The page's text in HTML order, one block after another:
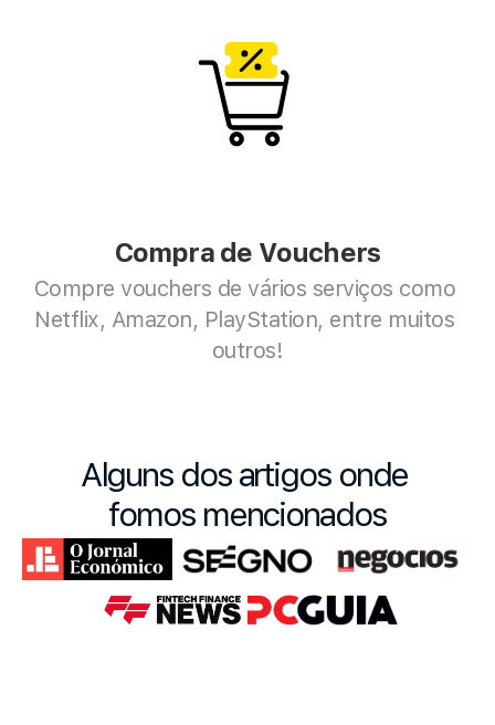
Compra de Vouchers
Compre vouchers de vários serviços como
Netflix, Amazon, PlayStation, entre muitos
outros!
Alguns dos artigos onde
fomos mencionados